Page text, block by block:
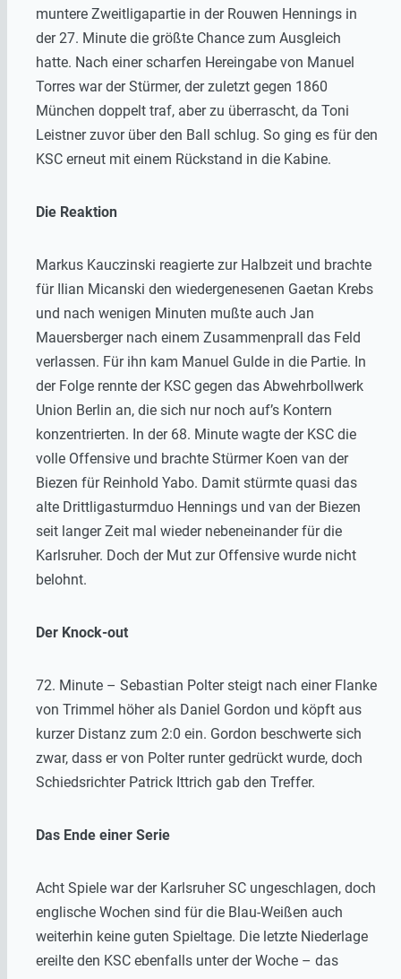
muntere Zweitligapartie in der Rouwen Hennings in
der 27. Minute die größte Chance zum Ausgleich
hatte. Nach einer scharfen Hereingabe von Manuel
Torres war der Stürmer, der zuletzt gegen 1860
München doppelt traf, aber zu überrascht, da Toni
Leistner zuvor über den Ball schlug. So ging es für den
KSC erneut mit einem Rückstand in die Kabine.
Die Reaktion
Markus Kauczinski reagierte zur Halbzeit und brachte
für Ilian Micanski den wiedergenesenen Gaetan Krebs
und nach wenigen Minuten mußte auch Jan
Mauersberger nach einem Zusammenprall das Feld
verlassen. Für ihn kam Manuel Gulde in die Partie. In
der Folge rennte der KSC gegen das Abwehrbollwerk
Union Berlin an, die sich nur noch auf’s Kontern
konzentrierten. In der 68. Minute wagte der KSC die
volle Offensive und brachte Stürmer Koen van der
Biezen für Reinhold Yabo. Damit stürmte quasi das
alte Drittligasturmduo Hennings und van der Biezen
seit langer Zeit mal wieder nebeneinander für die
Karlsruher. Doch der Mut zur Offensive wurde nicht
belohnt.
Der Knock-out
72. Minute – Sebastian Polter steigt nach einer Flanke
von Trimmel höher als Daniel Gordon und köpft aus
kurzer Distanz zum 2:0 ein. Gordon beschwerte sich
zwar, dass er von Polter runter gedrückt wurde, doch
Schiedsrichter Patrick Ittrich gab den Treffer.
Das Ende einer Serie
Acht Spiele war der Karlsruher SC ungeschlagen, doch
englische Wochen sind für die Blau-Weißen auch
weiterhin keine guten Spieltage. Die letzte Niederlage
ereilte den KSC ebenfalls unter der Woche – das